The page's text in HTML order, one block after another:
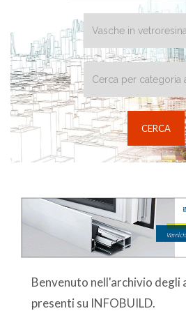
Benvenuto nell'archivio
presenti su INFOBUILD.